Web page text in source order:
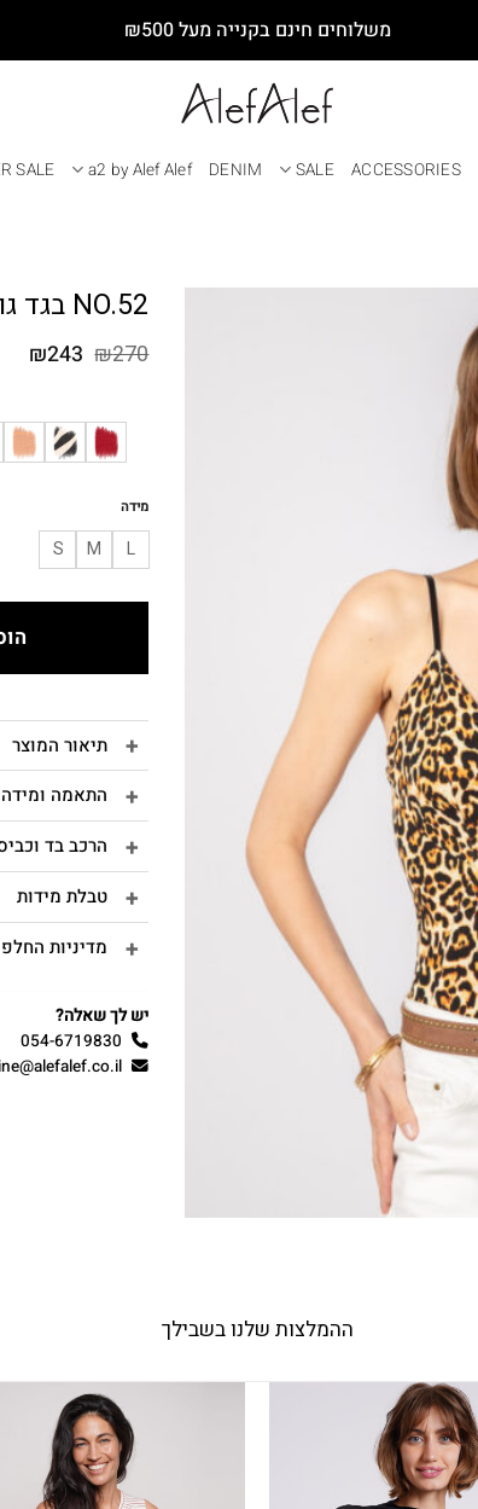
משלוחים חינם בקנייה מעל ₪500
ACCESSORIES
SALE
DENIM
a2 by Alef Alef
SALE
NO.52 בגד גוף משולש מנומר
₪270 המחיר
₪270.
₪243
מידה
L
M
S
תיאור המוצר
התאמה ומידה
הרכב בד
טבלת מידות
מדיניות
יש לך שאלה?
054-6719830
ההמלצות שלנו בשבילך